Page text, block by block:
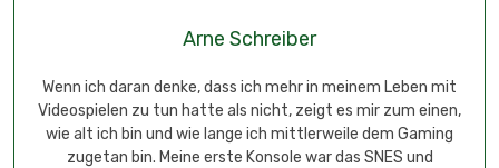
Arne Schreiber
Wenn ich daran denke, dass ich mehr in meinem Leben mit
Videospielen zu tun hatte als nicht, zeigt es mir zum einen,
wie alt ich bin und wie lange ich mittlerweile dem Gaming
zugetan bin. Meine erste Konsole war das SNES und